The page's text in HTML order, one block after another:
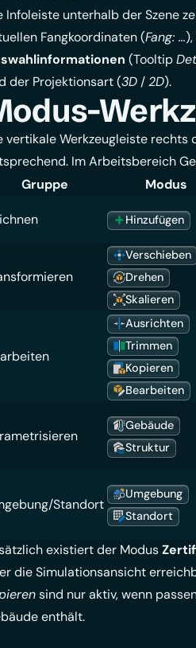
Infoleiste unterhalb der Szene
Fangkoordinaten (Fang: …
(Tooltip
der Projektionsart (3D /2D).
vertikale Werkzeugleiste
Im Arbeitsbereich
Gruppe
Modus
Hinzufügen
Verschieben
Drehen
Skalieren
Ausrichten
Trimmen
Kopieren
Bearbeiten
Gebäude
Struktur
Standort
Umgebung
Standort
existiert der Modus
die Simulationsansicht
sind nur aktiv, wenn
enthält.